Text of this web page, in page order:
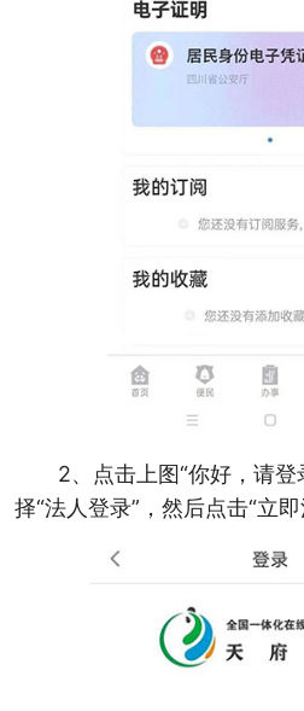
2、点击上图“你好，请
择“法人登录”，然后点击“立即